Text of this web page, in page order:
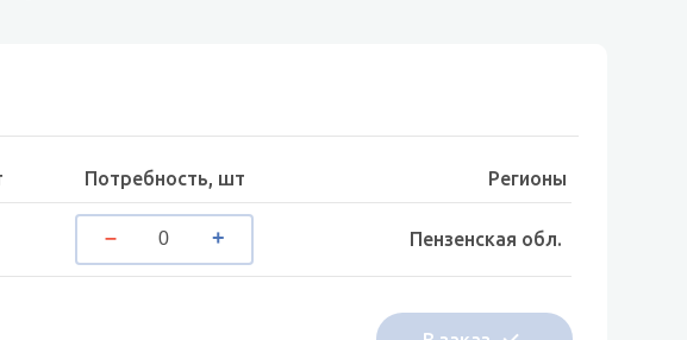
Потребность, шт Регионы
Пензенская обл.